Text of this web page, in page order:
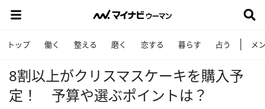
トップ 働く 整える 磨く 恋する 暮らす 占う メ
8割以上がクリスマスケーキを購入予
定！ 予算や選ぶポイントは？